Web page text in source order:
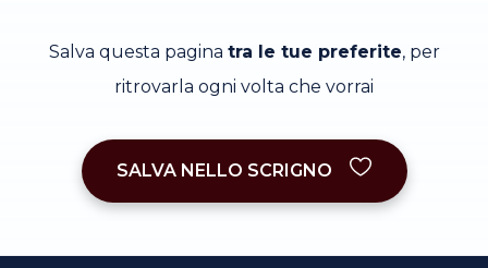
Salva questa pagina tra le tue preferite, per
ritrovarla ogni volta che vorrai
SALVA NELLO SCRIGNO